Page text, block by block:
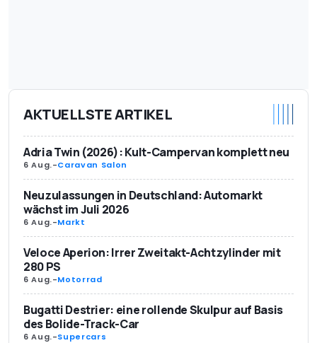
AKTUELLSTE ARTIKEL
Adria Twin (2026): Kult-Campervan komplett neu
6 Aug.-Caravan Salon
Neuzulassungen in Deutschland: Automarkt
wächst im Juli 2026
6 Aug.-Markt
Veloce Aperion: Irrer Zweitakt-Achtzylinder mit
280 PS
6 Aug.-Motorrad
Bugatti Destrier: eine rollende Skulpur auf Basis
des Bolide-Track-Car
6 Aug.-Supercars